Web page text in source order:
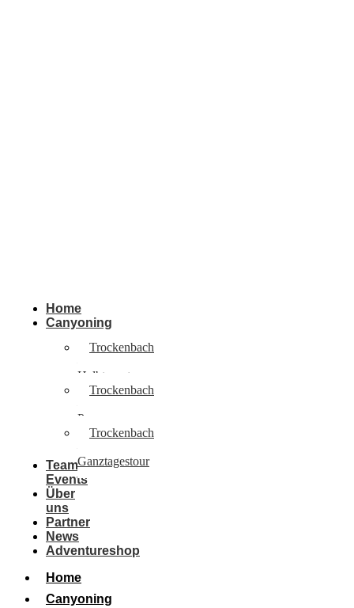
Home
Canyoning
Trockenbach
Halbtagestour
Trockenbach
Pro
Trockenbach
Ganztagestour
Team
Events
Über
uns
Partner
News
Adventureshop
Home
Canyoning